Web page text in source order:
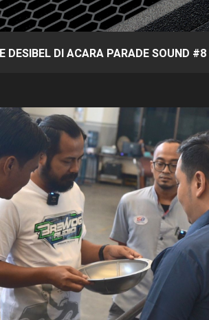
DESIBEL DI ACARA PARADE SOUND